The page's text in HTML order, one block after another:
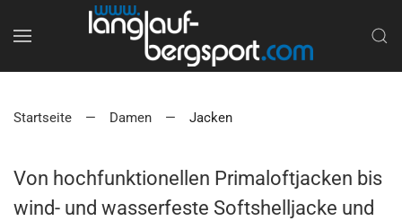
Startseite Damen Jacken
Von hochfunktionellen Primaloftjacken bis
wind- und wasserfeste Softshelljacke und